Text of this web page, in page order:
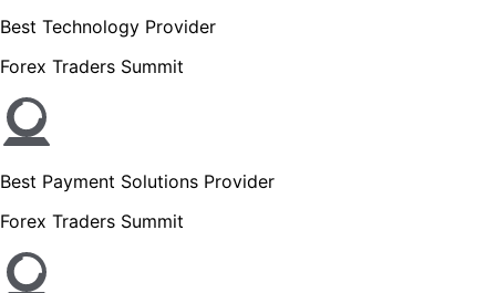
Best Technology Provider
Forex Traders Summit
Best Payment Solutions Provider
Forex Traders Summit